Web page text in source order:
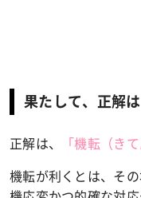
果たして、正解
正解は、 「機転（き
機転が利くとは、そ